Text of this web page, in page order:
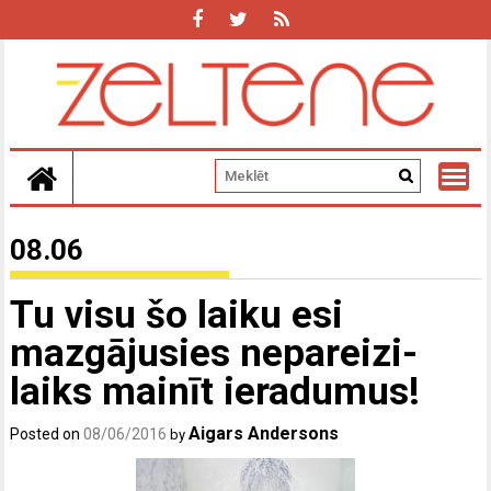
08.06
Tu visu šo laiku esi
mazgājusies nepareizi-
laiks mainīt ieradumus!
Posted on08/06/2016 byAigars Andersons